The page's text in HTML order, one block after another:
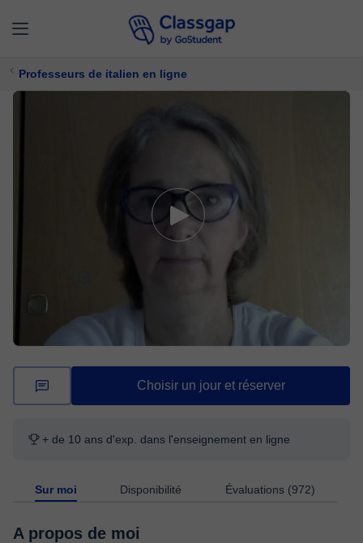
Professeurs de italien en ligne
5,0 (972)
Offre un essai gratuit
Choisir un jour et réserver
+ de 10 ans d'exp. dans l'enseignement en ligne
Sur moi Disponibilité Évaluations (972)
A propos de moi